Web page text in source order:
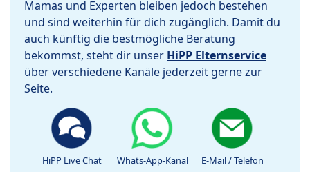
Mamas und Experten bleiben jedoch bestehen
und sind weiterhin für dich zugänglich. Damit du
auch künftig die bestmögliche Beratung
bekommst, steht dir unser HiPP Elternservice
über verschiedene Kanäle jederzeit gerne zur
Seite.
HiPP Live Chat Whats-App-Kanal E-Mail / Telefon